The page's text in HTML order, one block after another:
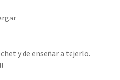
y de enseñar a tejerlo.